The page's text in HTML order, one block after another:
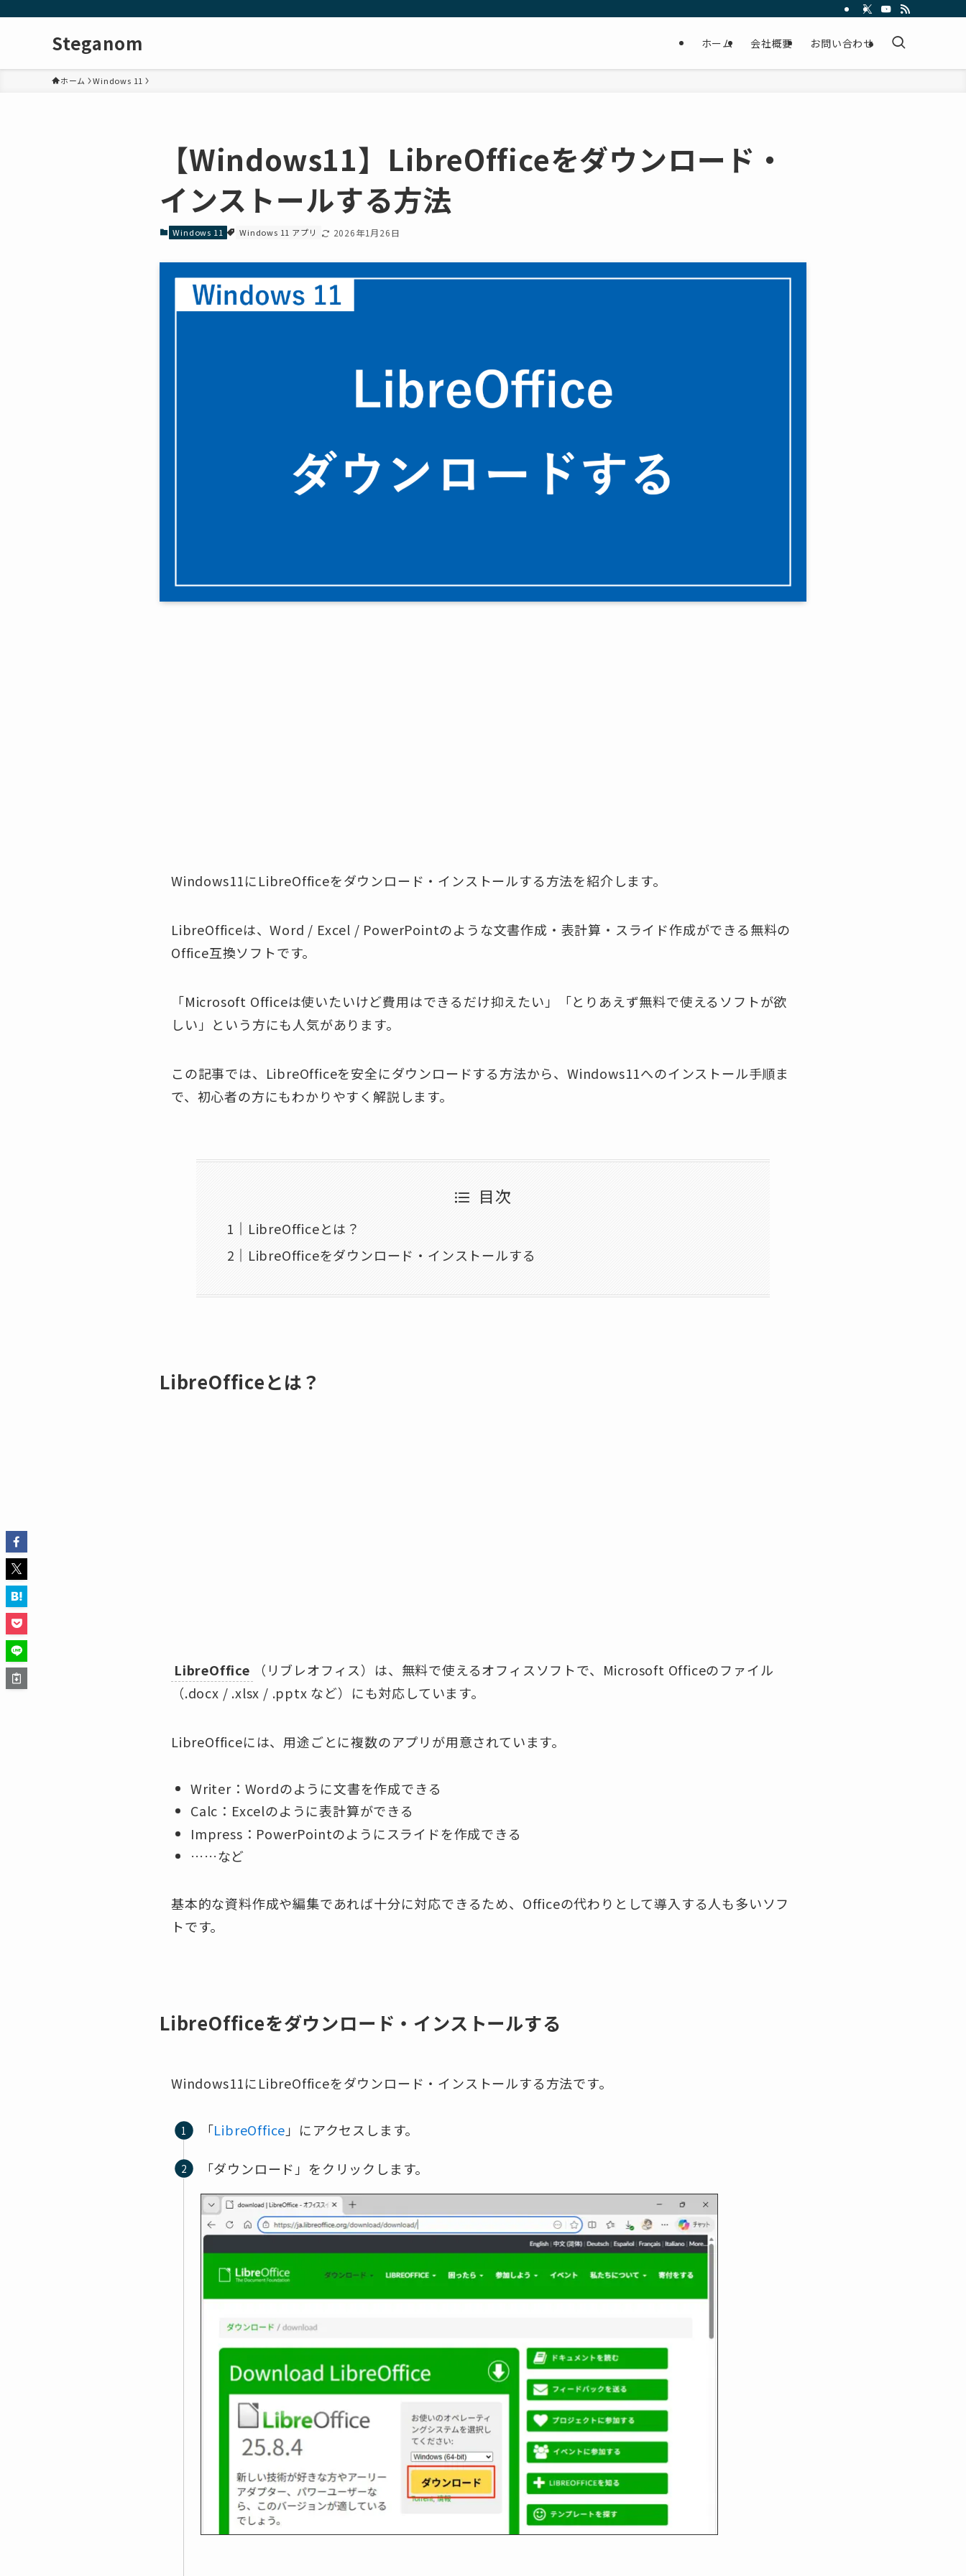
Steganom ホーム 会社概要 お問い合わせ
ホーム Windows 11
【Windows11】LibreOfficeをダウンロード・
インストールする方法
Windows 11 Windows 11 アプリ 2026年1月26日
Windows11にLibreOfficeをダウンロード・インストールする方法を紹介します。
LibreOfficeは、Word / Excel / PowerPointのような文書作成・表計算・スライド作成ができる無料の
Office互換ソフトです。
「Microsoft Officeは使いたいけど費用はできるだけ抑えたい」「とりあえず無料で使えるソフトが欲
しい」という方にも人気があります。
この記事では、LibreOfficeを安全にダウンロードする方法から、Windows11へのインストール手順ま
で、初心者の方にもわかりやすく解説します。
目次
LibreOfficeとは？
LibreOfficeをダウンロード・インストールする
LibreOfficeとは？
LibreOffice
（リブレオフィス）は、無料で使えるオフィスソフトで、Microsoft Officeのファイル
（.docx / .xlsx / .pptx など）にも対応しています。
LibreOfficeには、用途ごとに複数のアプリが用意されています。
Writer：Wordのように文書を作成できる
Calc：Excelのように表計算ができる
Impress：PowerPointのようにスライドを作成できる
……など
基本的な資料作成や編集であれば十分に対応できるため、Officeの代わりとして導入する人も多いソフ
トです。
LibreOfficeをダウンロード・インストールする
Windows11にLibreOfficeをダウンロード・インストールする方法です。
「LibreOffice」にアクセスします。
「ダウンロード」をクリックします。